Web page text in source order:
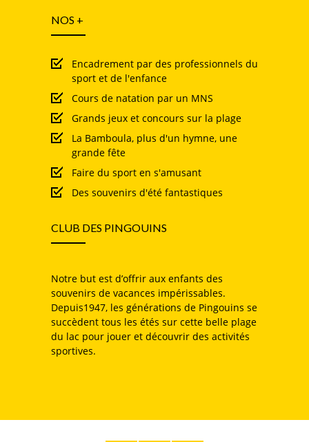
NOS +
Encadrement par des professionnels du
sport et de l'enfance
Cours de natation par un MNS
Grands jeux et concours sur la plage
La Bamboula, plus d'un hymne, une
grande fête
Faire du sport en s'amusant
Des souvenirs d'été fantastiques
CLUB DES PINGOUINS
Notre but est d’offrir aux enfants des
souvenirs de vacances impérissables.
Depuis1947, les générations de Pingouins se
succèdent tous les étés sur cette belle plage
du lac pour jouer et découvrir des activités
sportives.